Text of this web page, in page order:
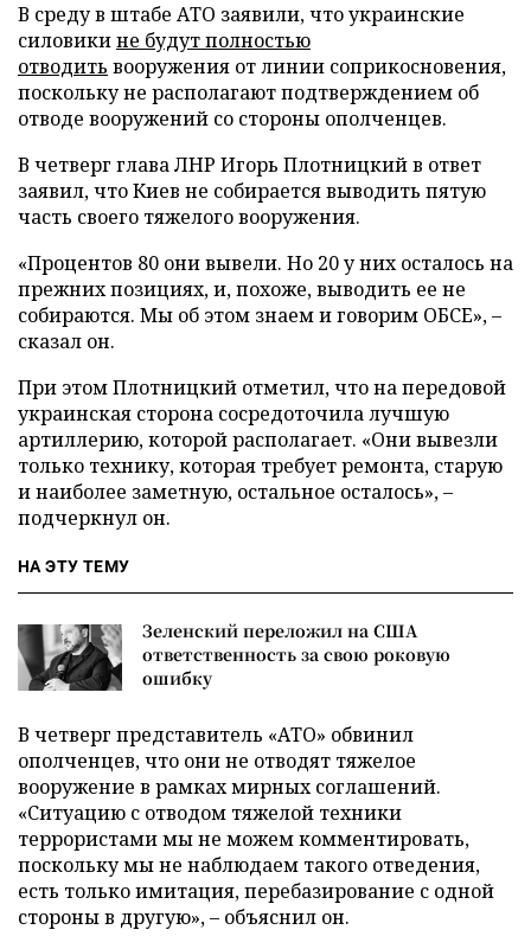
В среду в штабе АТО заявили, что украинские
силовикине будут полностью
отводить вооружения от линии соприкосновения,
поскольку не располагают подтверждением об
отводе вооружений со стороны ополченцев.
В четверг глава ЛНР Игорь Плотницкий в ответ
заявил, что Киев не собирается выводить пятую
часть своего тяжелого вооружения.
«Процентов 80 они вывели. Но 20 у них осталось на
прежних позициях, и, похоже, выводить ее не
собираются. Мы об этом знаем и говорим ОБСЕ», –
сказал он.
При этом Плотницкий отметил, что на передовой
украинская сторона сосредоточила лучшую
артиллерию, которой располагает. «Они вывезли
только технику, которая требует ремонта, старую
и наиболее заметную, остальное осталось», –
подчеркнул он.
НА ЭТУ ТЕМУ
Зеленский переложил на США
ответственность за свою роковую
ошибку
В четверг представитель «АТО» обвинил
ополченцев, что они не отводят тяжелое
вооружение в рамках мирных соглашений.
«Ситуацию с отводом тяжелой техники
террористами мы не можем комментировать,
поскольку мы не наблюдаем такого отведения,
есть только имитация, перебазирование с одной
стороны в другую», – объяснил он.